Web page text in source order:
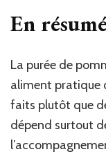
En résumé
La purée de
aliment pratique
faits plutôt que
dépend surtout